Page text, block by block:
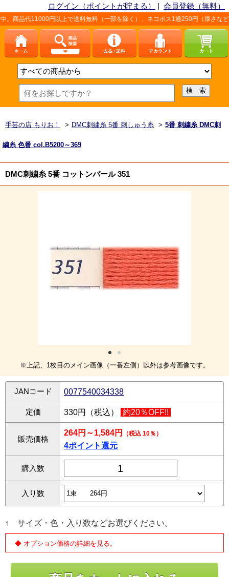
ログイン（ポイントが貯まる） | 会員登録（無料）
円以上で送料無料（一部を除く）、ネコポス1通250円（厚さなど条件あり）
手芸の店 もりお！ > DMC刺繍糸 5番 刺しゅう糸 > 5番 刺繍糸 DMC刺
繍糸 色番 col.B5200～369
DMC刺繍糸 5番 コットンパール 351
※上記、1枚目のメイン画像（一番左側）以外は参考画像です。
JANコード 0077540034338
定価 330円（税込） 約20％OFF!!
販売価格
264円～1,584円 （税込 10％）
4ポイント還元
購入数
入り数
↑ サイズ・色・入り数などお選びください。
◆ オプション価格の詳細を見る。